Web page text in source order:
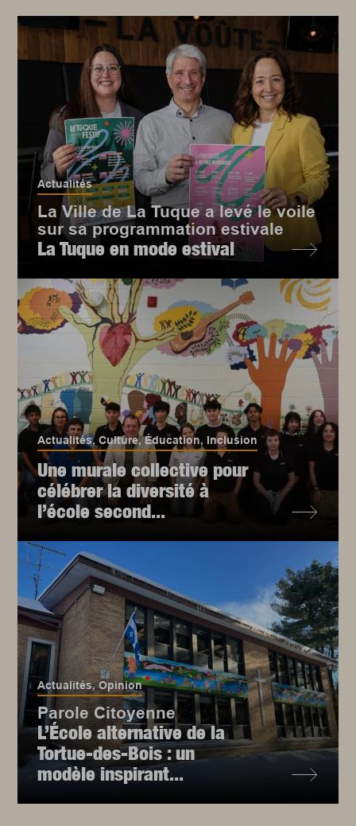
Actualités
La Ville de La Tuque a levé le voile
sur sa programmation estivale
La Tuque en mode estival
Actualités,Culture,Éducation, Inclusion
Une murale collective pour
célébrer la diversité à
l’école second...
Actualités,Opinion
Parole Citoyenne
L’École alternative de la
Tortue-des-Bois : un
modèle inspirant...